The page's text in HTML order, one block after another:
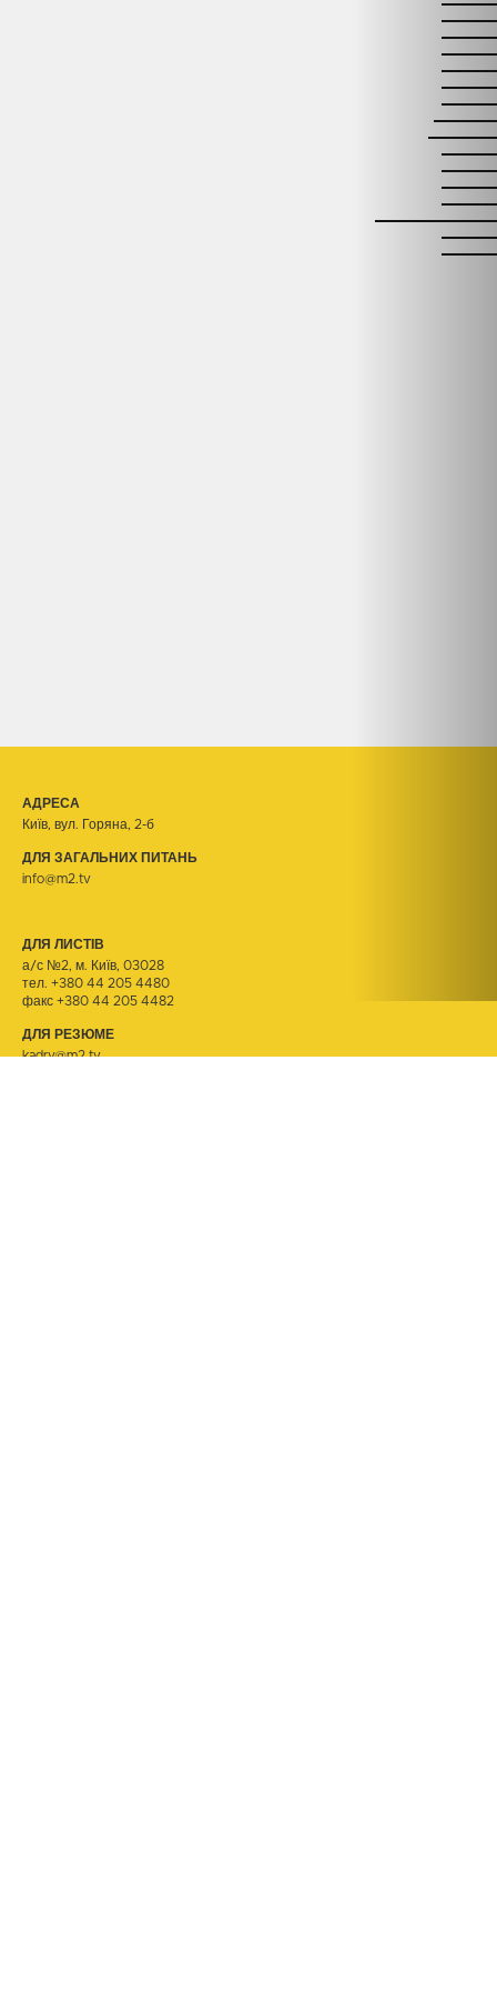
АДРЕСА
Київ, вул. Горяна, 2-б
ДЛЯ ЗАГАЛЬНИХ ПИТАНЬ
info@m2.tv
ДЛЯ ЛИСТІВ
а/с №2, м. Київ, 03028
тел. +380 44 205 4480
факс +380 44 205 4482
ДЛЯ РЕЗЮМЕ
kadry@m2.tv